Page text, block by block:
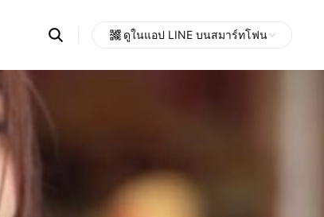
Search
OpenChats
messages
search
ดูในแอป LINE บนสมาร์ทโฟน